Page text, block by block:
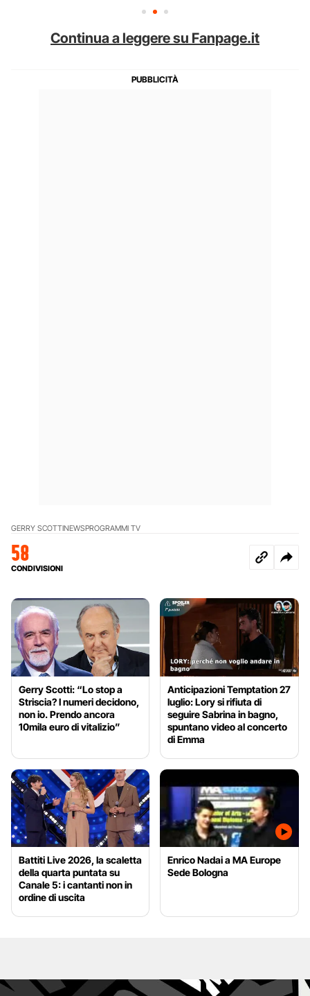
Continua a leggere su Fanpage.it
GERRY SCOTTINEWSPROGRAMMI TV
58
CONDIVISIONI
Gerry Scotti: “Lo stop a
Striscia? I numeri decidono,
non io. Prendo ancora
10mila euro di vitalizio”
Anticipazioni Temptation 27
luglio: Lory si rifiuta di
seguire Sabrina in bagno,
spuntano video al concerto
di Emma
Battiti Live 2026, la scaletta
della quarta puntata su
Canale 5: i cantanti non in
ordine di uscita
Enrico Nadai a MA Europe
Sede Bologna